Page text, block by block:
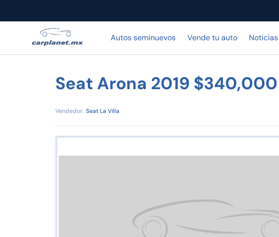
Autos seminuevos Vende tu auto Noticias
Seat Arona 2019 $340,000
Vendedor: Seat La Villa